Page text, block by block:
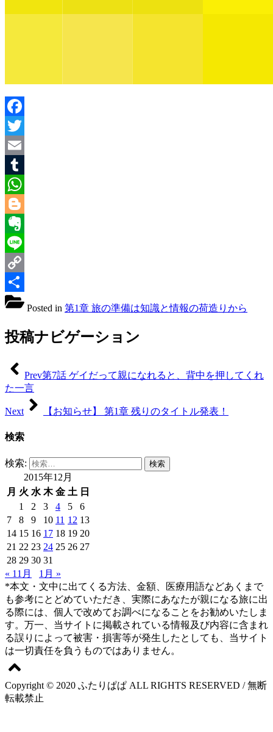
Facebook
Twitter
Email
Tumblr
WhatsApp
Blogger
Evernote
Line
Copy
Link
共
Posted in 第1章 旅の準備は知識と情報の荷造りから
投稿ナビゲーション
Prev第7話 ゲイだって親になれると、背中を押してくれ
た一言
Next 【お知らせ】 第1章 残りのタイトル発表！
検索
検索:
2015年12月
月 火 水 木 金 土 日
1
2 3 4 5
6
7
8 9 10 11 12 13
14 15 16 17 18 19 20
21 22 23 24 25 26 27
28 29 30 31
« 11月
1月 »
*本文・文中に出てくる方法、金額、医療用語などあくまで
も参考にとどめていただき、実際にあなたが親になる旅に出
る際には、個人で改めてお調べになることをお勧めいたしま
す。万一、当サイトに掲載されている情報及び内容に含まれ
る誤りによって被害・損害等が発生したとしても、当サイト
は一切責任を負うものではありません。
Copyright © 2020 ふたりぱぱ ALL RIGHTS RESERVED / 無断
転載禁止